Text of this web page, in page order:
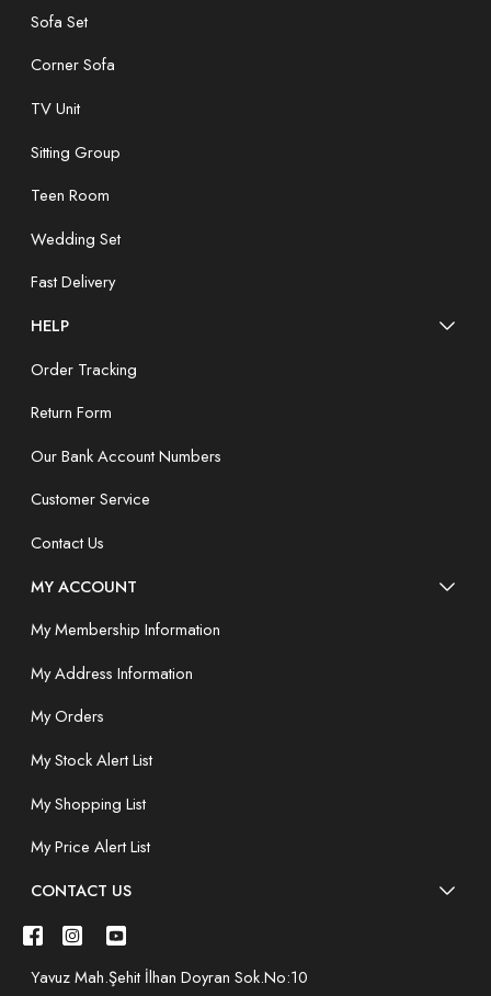
Sofa Set
Corner Sofa
TV Unit
Sitting Group
Teen Room
Wedding Set
Fast Delivery
HELP
Order Tracking
Return Form
Our Bank Account Numbers
Customer Service
Contact Us
MY ACCOUNT
My Membership Information
My Address Information
My Orders
My Stock Alert List
My Shopping List
My Price Alert List
CONTACT US
Yavuz Mah.Şehit İlhan Doyran Sok.No:10